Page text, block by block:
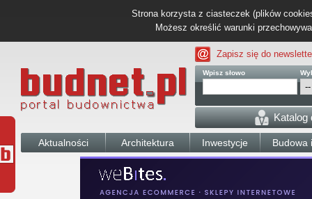
Strona korzysta z ciasteczek (plików
Możesz określić warunki
Zapisz się do
Wpisz słowo
Katalog
Aktualności Architektura Inwestycje Budowa